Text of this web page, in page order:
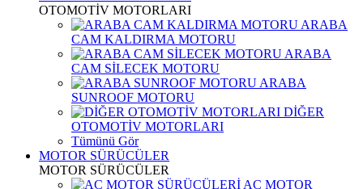
OTOMOTİV MOTORLARI
ARABA
CAM KALDIRMA MOTORU
ARABA
CAM SİLECEK MOTORU
ARABA
SUNROOF MOTORU
DİĞER
OTOMOTİV MOTORLARI
Tümünü Gör
MOTOR SÜRÜCÜLER
MOTOR SÜRÜCÜLER
AC MOTOR